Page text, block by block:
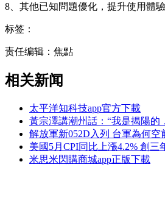
8、其他已知問題優化，提升使用體驗
标签：
责任编辑：焦點
相关新闻
太平洋知科技app官方下載
黃宗澤講潮州話：“我是揭陽的
解放軍新052D入列 台軍為何空
美國5月CPI同比上漲4.2% 創三
米思米閃購商城app正版下載